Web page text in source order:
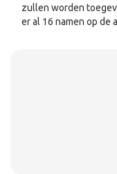
zullen worden
er al 16 namen op de